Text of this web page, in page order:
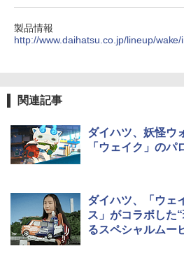
製品情報
http://www.daihatsu.co.jp/lineup/wake/
関連記事
ダイハツ、妖怪ウ
「ウェイク」のパ
ダイハツ、「ウェ
ス」がコラボした
るスペシャルムー